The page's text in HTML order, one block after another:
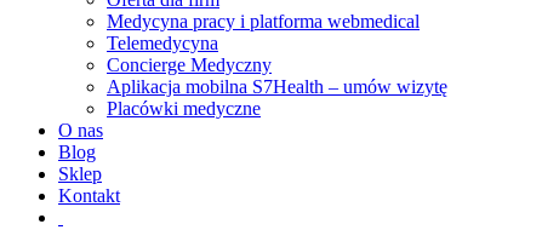
Medycyna pracy i platforma webmedical
Telemedycyna
Concierge Medyczny
Aplikacja mobilna S7Health – umów wizytę
Placówki medyczne
O nas
Blog
Sklep
Kontakt